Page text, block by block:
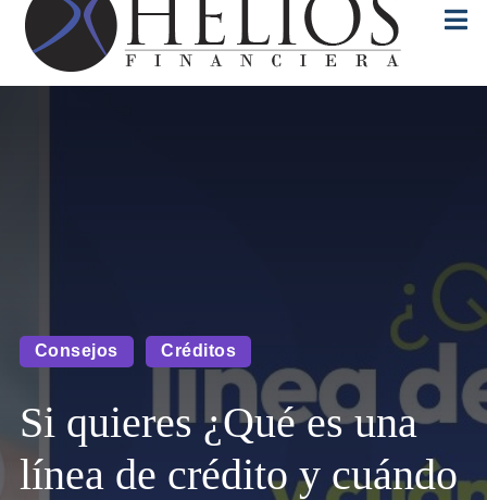
Consejos Créditos
Si quieres ¿Qué es una
línea de crédito y cuándo